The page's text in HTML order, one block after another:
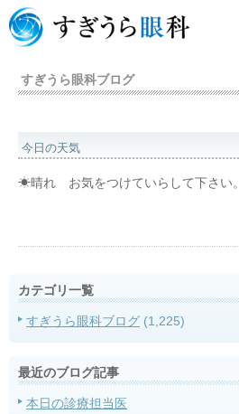
すぎうら眼科ブログ
今日の天気
☀晴れ お気をつけていらして下さい。
カテゴリ一覧
すぎうら眼科ブログ (1,225)
最近のブログ記事
本日の診療担当医